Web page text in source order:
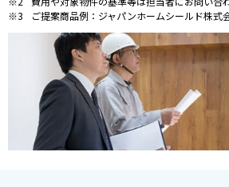
ご提案商品例：ジャパンホームシールド株式